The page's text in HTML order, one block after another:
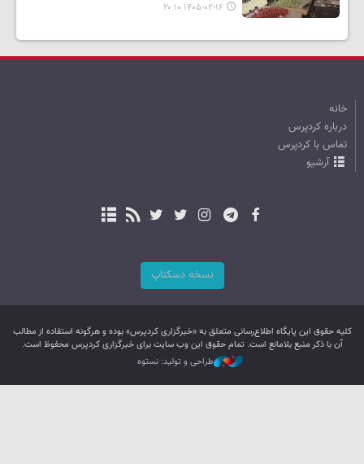
۱۴۰۵-۰۲-۱۶ ۲۰:۱۰
خانه
درباره کردپرس
تماس با کردپرس
آرشیو
نسخه دسکتاپ
کليه حقوق اين پایگاه اطلاع‌رسانی متعلق به «خبرگزاری کردپرس» بوده و هرگونه استفاده از مطالب
آن با ذکر منبع بلامانع است. تمام حقوق این وب سایت برای خبرگزاری کردپرس محفوظ است.
طراحی و تولید: نستوه